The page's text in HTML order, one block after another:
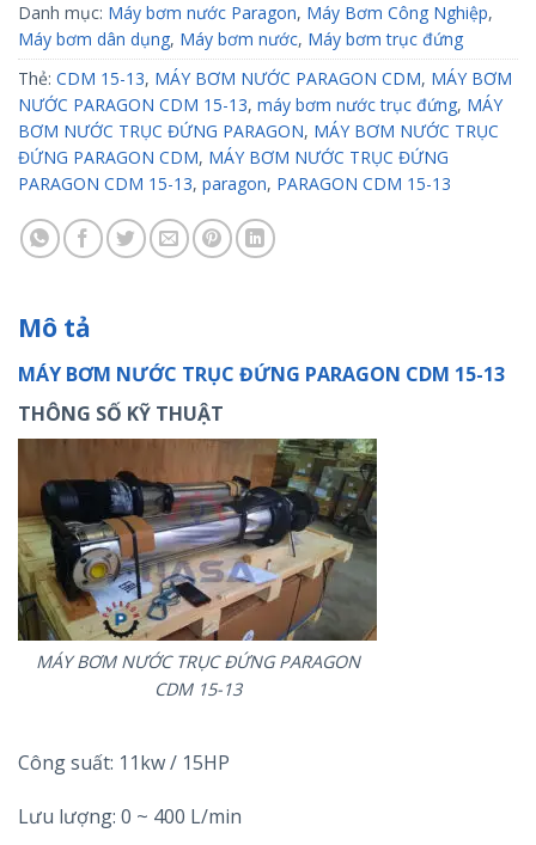
Danh mục: Máy bơm nước Paragon, Máy Bơm Công Nghiệp,
Máy bơm dân dụng, Máy bơm nước, Máy bơm trục đứng
Thẻ: CDM 15-13, MÁY BƠM NƯỚC PARAGON CDM, MÁY BƠM
NƯỚC PARAGON CDM 15-13, máy bơm nước trục đứng, MÁY
BƠM NƯỚC TRỤC ĐỨNG PARAGON, MÁY BƠM NƯỚC TRỤC
ĐỨNG PARAGON CDM, MÁY BƠM NƯỚC TRỤC ĐỨNG
PARAGON CDM 15-13, paragon, PARAGON CDM 15-13
Mô tả
MÁY BƠM NƯỚC TRỤC ĐỨNG PARAGON CDM 15-13
THÔNG SỐ KỸ THUẬT
MÁY BƠM NƯỚC TRỤC ĐỨNG PARAGON
CDM 15-13
Công suất: 11kw / 15HP
Lưu lượng: 0 ~ 400 L/min